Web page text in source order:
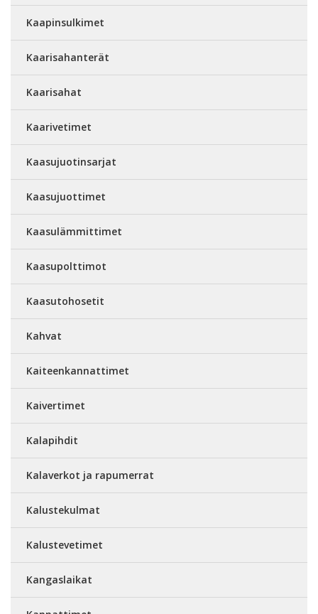
Kaapinsulkimet
Kaarisahanterät
Kaarisahat
Kaarivetimet
Kaasujuotinsarjat
Kaasujuottimet
Kaasulämmittimet
Kaasupolttimot
Kaasutohosetit
Kahvat
Kaiteenkannattimet
Kaivertimet
Kalapihdit
Kalaverkot ja rapumerrat
Kalustekulmat
Kalustevetimet
Kangaslaikat